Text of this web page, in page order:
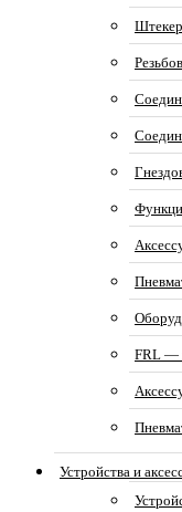
FRL —
Устройства и